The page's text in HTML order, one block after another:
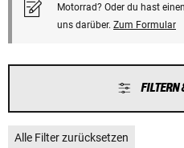
Motorrad? Oder du hast
uns darüber. Zum Formular
FILTERN
Alle Filter zurücksetzen